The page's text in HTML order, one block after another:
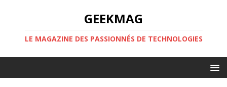
GEEKMAG
LE MAGAZINE DES PASSIONNÉS DE TECHNOLOGIES